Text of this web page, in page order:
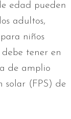
edad pueden
adultos,
niños
tener en
de amplio
solar (FPS) de